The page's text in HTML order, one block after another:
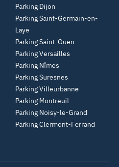
Parking Dijon
Parking Saint-Germain-en-
Laye
Parking Saint-Ouen
Parking Versailles
Parking Nîmes
Parking Suresnes
Parking Villeurbanne
Parking Montreuil
Parking Noisy-le-Grand
Parking Clermont-Ferrand